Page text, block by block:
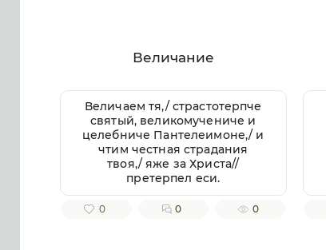
Величание
Величаем тя,/ страстотерпче
святый, великомучениче и
целебниче Пантелеимоне,/ и
чтим честная страдания
твоя,/ яже за Христа//
претерпел еси.
0 0 0